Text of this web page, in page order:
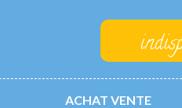
ACHAT VENTE